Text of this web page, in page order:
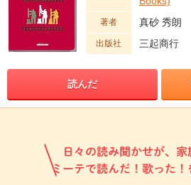
著者 真砂 秀朗
出版社 三起商行
読んだ
日々の読み聞かせが、
ミーテで読んだ！歌った！